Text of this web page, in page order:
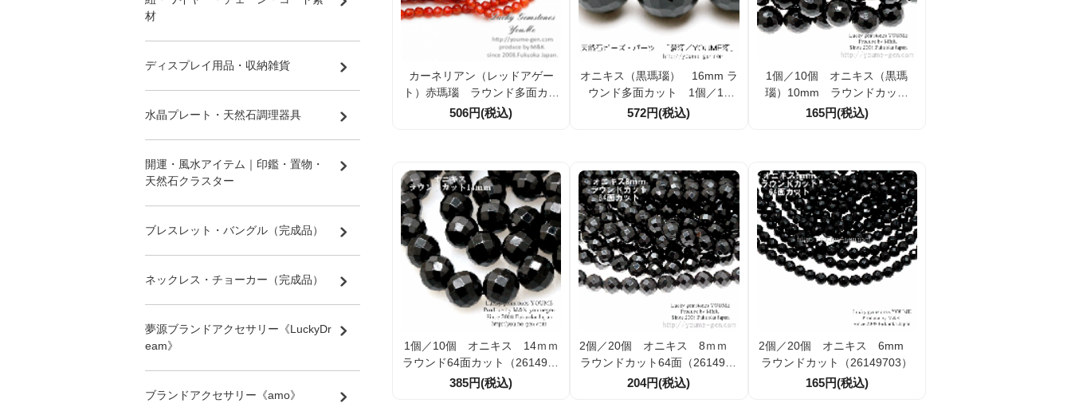
カーネリアン（レッドアゲー
ト）赤瑪瑙 ラウンド多面カッ
トビーズ 4mm 10個／100個
506円(税込)
オニキス（黒瑪瑙） 16mm ラ
ウンド多面カット 1個／10
個 （26094923）
572円(税込)
1個／10個 オニキス（黒瑪
瑙）10mm ラウンドカット
（26149171）
165円(税込)
1個／10個 オニキス 14ｍｍ
ラウンド64面カット（2614927
8）
385円(税込)
2個／20個 オニキス 8ｍｍ
ラウンドカット64面（2614964
4）
204円(税込)
2個／20個 オニキス 6mm
ラウンドカット（26149703）
165円(税込)
材
ディスプレイ用品・収納雑貨
水晶プレート・天然石調理器具
開運・風水アイテム｜印鑑・置物・
天然石クラスター
ブレスレット・バングル（完成品）
ネックレス・チョーカー（完成品）
夢源ブランドアクセサリー《LuckyDr
eam》
ブランドアクセサリー《amo》